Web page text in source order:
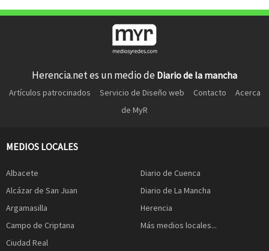
Herencia.net es un medio de Diario de la mancha
Artículos patrocinados Servicio de Diseño web Contacto
Acerca
de MyR
MEDIOS LOCALES
Albacete
Alcázar de San Juan
Argamasilla
Campo de Criptana
Ciudad Real
Diario de Cuenca
Diario de La Mancha
Herencia
Más medios locales...